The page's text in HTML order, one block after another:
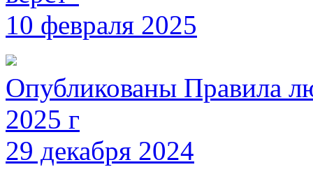
10 февраля 2025
Опубликованы Правила
2025 г
29 декабря 2024